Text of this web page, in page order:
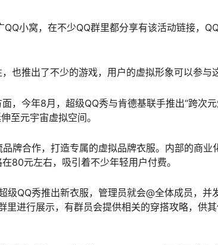
小窝，在不少QQ群里都分享有该活动链接，
也推出了不少的游戏，用户的虚拟形象可以参与
，今年8月，超级QQ秀与肯德基联手推出“跨次元
至元宇宙虚拟空间。
牌合作，打造专属的虚拟品牌衣服。内部的商业
80元左右，吸引着不少年轻用户付费。
QQ秀推出新衣服，管理员就会@全体成员，并
进行展示，有群员会提供相关的穿搭攻略，供